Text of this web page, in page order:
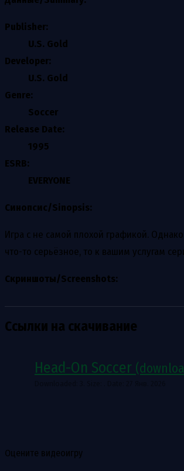
Publisher:
U.S. Gold
Developer:
U.S. Gold
Genre:
Soccer
Release Date:
1995
ESRB:
EVERYONE
Синопсис/Sinopsis:
Игра с не самой плохой графикой.
что-то серьёзное, то к вашим услугам
Скриншоты/Screenshots:
Ссылки на скачивание
Head-On Soccer
Оцените видеоигру